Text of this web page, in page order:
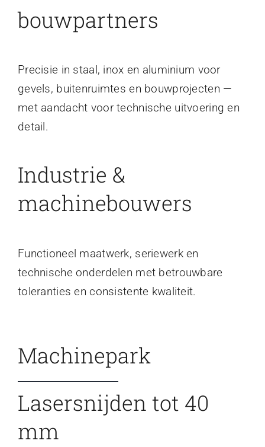
bouwpartners
Precisie in staal, inox en aluminium voor
gevels, buitenruimtes en bouwprojecten —
met aandacht voor technische uitvoering en
detail.
Industrie &
machinebouwers
Functioneel maatwerk, seriewerk en
technische onderdelen met betrouwbare
toleranties en consistente kwaliteit.
Machinepark
Lasersnijden tot 40
mm